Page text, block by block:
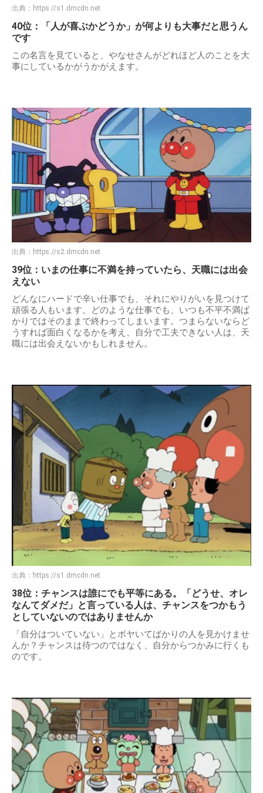
出典： https://s1.dmcdn.net
40位：「人が喜ぶかどうか」が何よりも大事だと思うん
です
この名言を見ていると、やなせさんがどれほど人のことを大
事にしているかがうかがえます。
出典： https://s2.dmcdn.net
39位：いまの仕事に不満を持っていたら、天職には出会
えない
どんなにハードで辛い仕事でも、それにやりがいを見つけて
頑張る人もいます。どのような仕事でも、いつも不平不満ば
かりではそのままで終わってしまいます。つまらないならど
うすれば面白くなるかを考え、自分で工夫できない人は、天
職には出会えないかもしれません。
出典： https://s1.dmcdn.net
38位：チャンスは誰にでも平等にある。「どうせ、オレ
なんてダメだ」と言っている人は、チャンスをつかもう
としていないのではありませんか
「自分はついていない」とボヤいてばかりの人を見かけませ
んか？チャンスは待つのではなく、自分からつかみに行くも
のです。